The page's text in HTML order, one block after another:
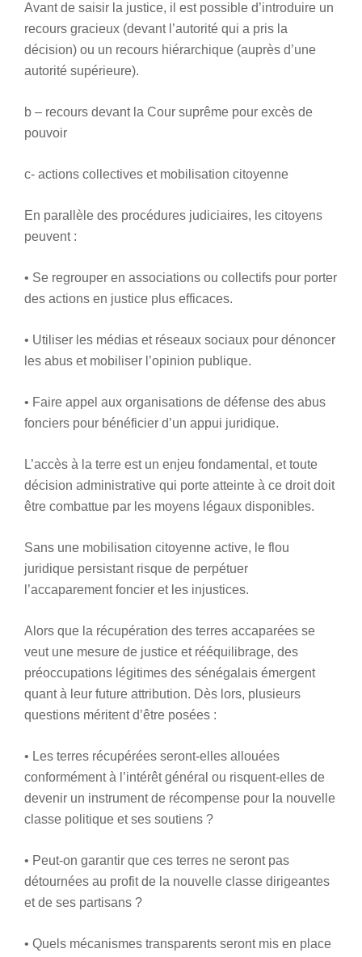
Avant de saisir la justice, il est possible d’introduire un
recours gracieux (devant l’autorité qui a pris la
décision) ou un recours hiérarchique (auprès d’une
autorité supérieure).
b – recours devant la Cour suprême pour excès de
pouvoir
c- actions collectives et mobilisation citoyenne
En parallèle des procédures judiciaires, les citoyens
peuvent :
• Se regrouper en associations ou collectifs pour porter
des actions en justice plus efficaces.
• Utiliser les médias et réseaux sociaux pour dénoncer
les abus et mobiliser l’opinion publique.
• Faire appel aux organisations de défense des abus
fonciers pour bénéficier d’un appui juridique.
L’accès à la terre est un enjeu fondamental, et toute
décision administrative qui porte atteinte à ce droit doit
être combattue par les moyens légaux disponibles.
Sans une mobilisation citoyenne active, le flou
juridique persistant risque de perpétuer
l’accaparement foncier et les injustices.
Alors que la récupération des terres accaparées se
veut une mesure de justice et rééquilibrage, des
préoccupations légitimes des sénégalais émergent
quant à leur future attribution. Dès lors, plusieurs
questions méritent d’être posées :
• Les terres récupérées seront-elles allouées
conformément à l’intérêt général ou risquent-elles de
devenir un instrument de récompense pour la nouvelle
classe politique et ses soutiens ?
• Peut-on garantir que ces terres ne seront pas
détournées au profit de la nouvelle classe dirigeantes
et de ses partisans ?
• Quels mécanismes transparents seront mis en place